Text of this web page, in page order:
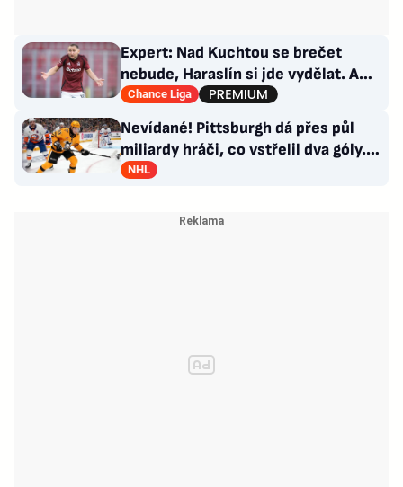
Expert: Nad Kuchtou se brečet
nebude, Haraslín si jde vydělat. A
ambice na titul? Až za rok
Chance Liga
Nevídané! Pittsburgh dá přes půl
miliardy hráči, co vstřelil dva góly.
GM se hájí
NHL